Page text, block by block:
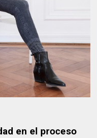
en el proceso